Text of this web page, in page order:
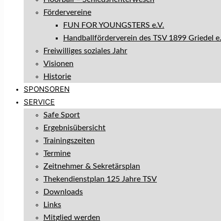
Fördervereine
FUN FOR YOUNGSTERS e.V.
Handballförderverein des TSV 1899 Griedel
Freiwilliges soziales Jahr
Visionen
Historie
SPONSOREN
SERVICE
Safe Sport
Ergebnisübersicht
Trainingszeiten
Termine
Zeitnehmer & Sekretärsplan
Thekendienstplan 125 Jahre TSV
Downloads
Links
Mitglied werden